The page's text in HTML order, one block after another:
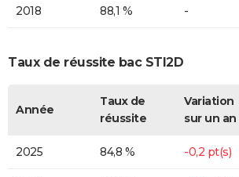
2018 88,1 % -
Taux de réussite bac STI2D
Année
Taux de
réussite
Variation
sur un an
2025 84,8 % -0,2 pt(s)